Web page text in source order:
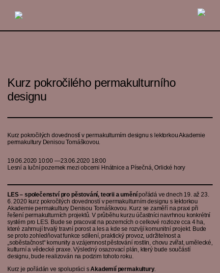
Kurz pokročilého permakulturního
designu
Kurz pokročilých dovedností v permakulturním designu s lektorkou Akademie
permakultury Denisou Tomáškovou.
19.06.2020 10:00 —23.06.2020 18:00
Lesní a luční pozemek mezi obcemi Hnátnice a Písečná, Orlické hory
LES – společenství pro pěstování, teorii a uměnípořádá ve dnech 19. až 23.
6. 2020 kurz pokročilých dovedností v permakulturním designu s lektorkou
Akademie permakultury Denisou Tomáškovou. Kurz se zaměří na praxi při
řešení permakulturních projektů. V průběhu kurzu účastníci navrhnou konkrétní
systém pro LES. Bude se pracovat na pozemcích o celkové rozloze cca 4 ha,
které zahrnují trvalý travní porost a les a kde se rozvíjí komunitní projekt. Bude
se proto zohledňovat funkce sdílení, praktický provoz, udržitelnost a
„soběstačnost“ komunity a vzájemnost pěstování rostlin, chovu zvířat, umělecké,
kulturní a vědecké praxe. Výsledný osazovací plán, který bude součástí
designu, bude realizován na podzim tohoto roku.
Kurz je pořádán ve spolupráci sAkademií permakultury.